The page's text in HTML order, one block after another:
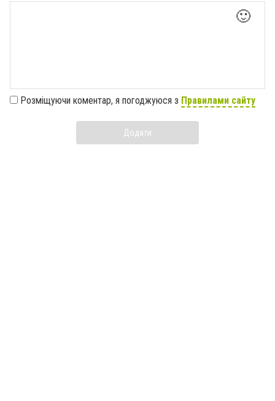
🙂
Розміщуючи коментар, я погоджуюся з Правилами сайту
Додати